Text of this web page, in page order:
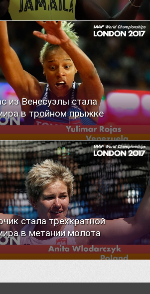
из Венесуэлы стала
в тройном прыжке
ЧИТАТЬ
стала трехкратной
в метании молота
ЧИТАТЬ